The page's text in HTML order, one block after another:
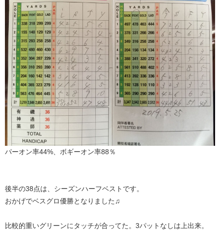
パーオン率44%、ボギーオン率88％
後半の38点は、シーズンハーフベストです。
おかげでベスグロ優勝となりました♫
比較的重いグリーンにタッチが合ってた。3パットなしは上出来。